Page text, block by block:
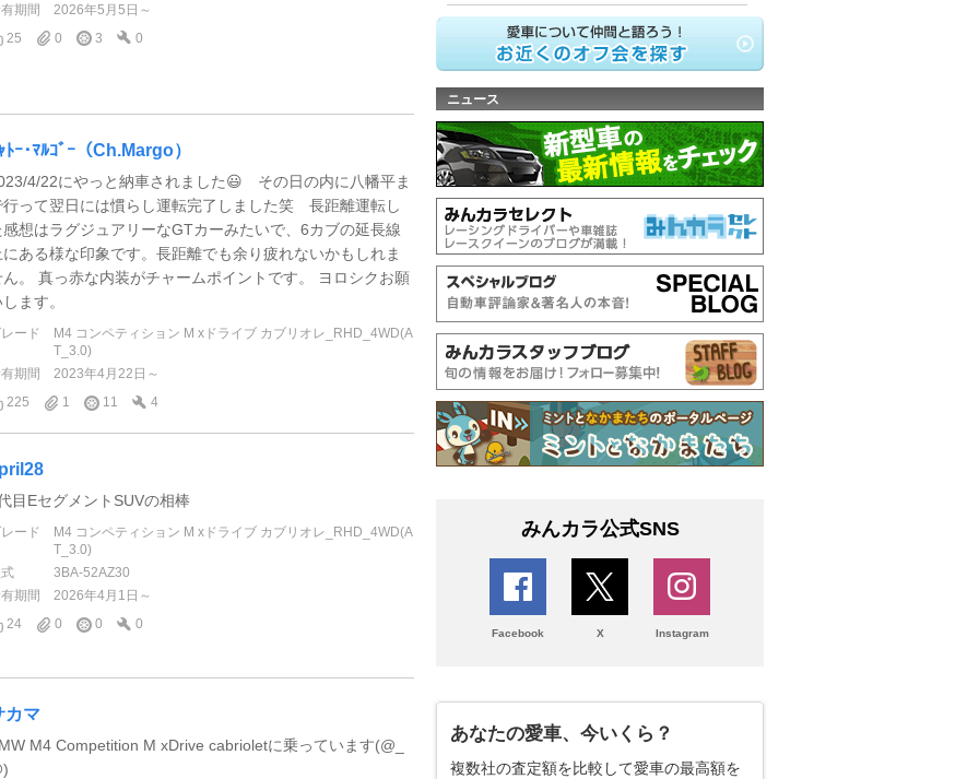
期間
2026年5月5日～
25
0 3 0
ﾄｰ･ﾏﾙｺﾞｰ（Ch.Margo）
4/22にやっと納車されました😃 その日の内に八幡平ま
行って翌日には慣らし運転完了しました笑 長距離運転し
感想はラグジュアリーなGTカーみたいで、6カブの延長線
にある様な印象です。長距離でも余り疲れないかもしれま
ん。 真っ赤な内装がチャームポイントです。 ヨロシクお願
ます。
ード
M4 コンペティション M xドライブ カブリオレ_RHD_4WD(A
T_3.0)
期間
2023年4月22日～
225
1 11 4
目EセグメントSUVの相棒
ード
M4 コンペティション M xドライブ カブリオレ_RHD_4WD(A
T_3.0)
3BA-52AZ30
期間
2026年4月1日～
24
0 0 0
カマ
M4 Competition M xDrive cabrioletに乗っています(@_
ニュース
みんカラ公式SNS
Facebook X Instagram
あなたの愛車、今いくら？
複数社の査定額を比較して愛車の最高額を